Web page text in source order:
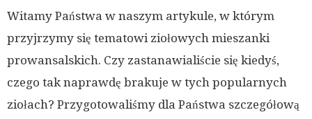
Witamy Państwa w naszym artykule, w którym
przyjrzymy się tematowi ziołowych mieszanki
prowansalskich. Czy zastanawialiście się kiedyś,
czego tak naprawdę brakuje w tych popularnych
ziołach? Przygotowaliśmy dla Państwa szczegółową